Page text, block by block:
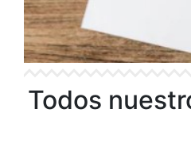
Todos